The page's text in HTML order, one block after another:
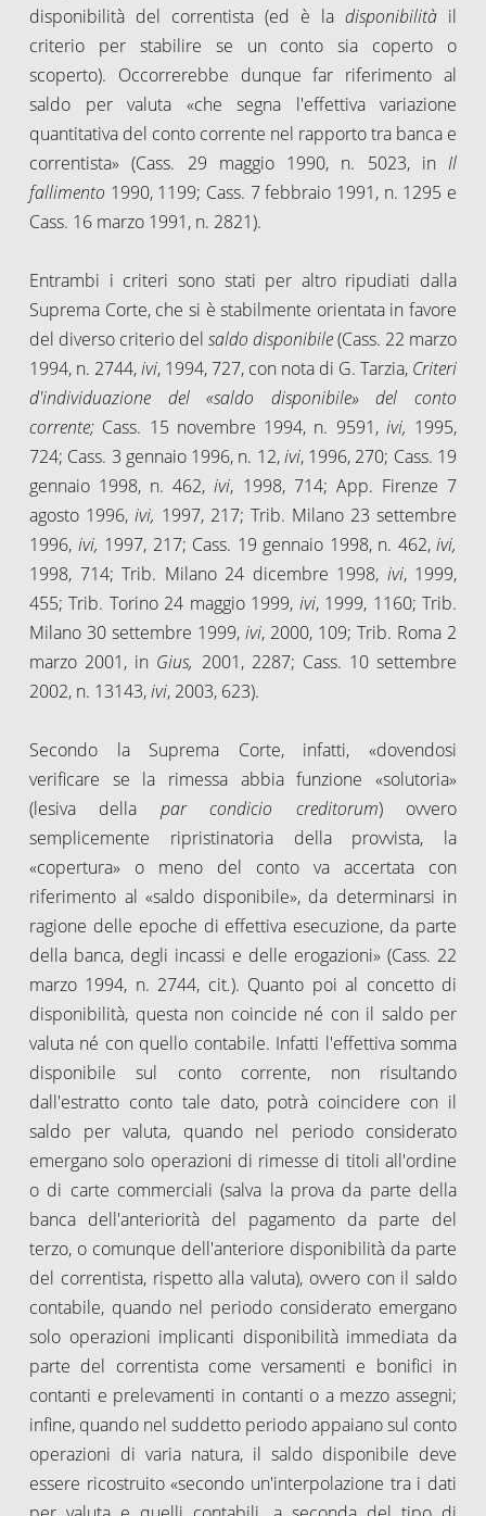
disponibilità del correntista (ed è la disponibilità il
criterio per stabilire se un conto sia coperto o
scoperto). Occorrerebbe dunque far riferimento al
saldo per valuta «che segna l'effettiva variazione
quantitativa del conto corrente nel rapporto tra banca e
correntista» (Cass. 29 maggio 1990, n. 5023, in Il
fallimento 1990, 1199; Cass. 7 febbraio 1991, n. 1295 e
Cass. 16 marzo 1991, n. 2821).
Entrambi i criteri sono stati per altro ripudiati dalla
Suprema Corte, che si è stabilmente orientata in favore
del diverso criterio del saldo disponibile(Cass. 22 marzo
1994, n. 2744,ivi, 1994, 727, con nota di G. Tarzia, Criteri
d'individuazione del «saldo disponibile» del conto
corrente; Cass. 15 novembre 1994, n. 9591, ivi, 1995,
724; Cass. 3 gennaio 1996, n. 12,ivi, 1996, 270; Cass. 19
gennaio 1998, n. 462,ivi, 1998, 714; App. Firenze 7
agosto 1996, ivi, 1997, 217; Trib. Milano 23 settembre
1996, ivi, 1997, 217; Cass. 19 gennaio 1998, n. 462, ivi,
1998, 714; Trib. Milano 24 dicembre 1998, ivi, 1999,
455; Trib. Torino 24 maggio 1999, ivi, 1999, 1160; Trib.
Milano 30 settembre 1999, ivi, 2000, 109; Trib. Roma 2
marzo 2001, in Gius, 2001, 2287; Cass. 10 settembre
2002, n. 13143,ivi, 2003, 623).
Secondo la Suprema Corte, infatti, «dovendosi
verificare se la rimessa abbia funzione «solutoria»
(lesiva della par condicio creditorum) ovvero
semplicemente ripristinatoria della provvista, la
«copertura» o meno del conto va accertata con
riferimento al «saldo disponibile», da determinarsi in
ragione delle epoche di effettiva esecuzione, da parte
della banca, degli incassi e delle erogazioni» (Cass. 22
marzo 1994, n. 2744, cit.). Quanto poi al concetto di
disponibilità, questa non coincide né con il saldo per
valuta né con quello contabile. Infatti l'effettiva somma
disponibile sul conto corrente, non risultando
dall'estratto conto tale dato, potrà coincidere con il
saldo per valuta, quando nel periodo considerato
emergano solo operazioni di rimesse di titoli all'ordine
o di carte commerciali (salva la prova da parte della
banca dell'anteriorità del pagamento da parte del
terzo, o comunque dell'anteriore disponibilità da parte
del correntista, rispetto alla valuta), ovvero con il saldo
contabile, quando nel periodo considerato emergano
solo operazioni implicanti disponibilità immediata da
parte del correntista come versamenti e bonifici in
contanti e prelevamenti in contanti o a mezzo assegni;
infine, quando nel suddetto periodo appaiano sul conto
operazioni di varia natura, il saldo disponibile deve
essere ricostruito «secondo un'interpolazione tra i dati